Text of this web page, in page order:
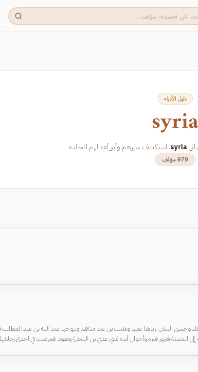
دليل الأدباء
syria
syria. استكشف سيرهم وأبرز أعمالهم الخالدة.
979 مؤلف
المدينة فتزور قبره وأخوال أبيه (بني عدي بن النجار) وتعود. فمرضت في احدى